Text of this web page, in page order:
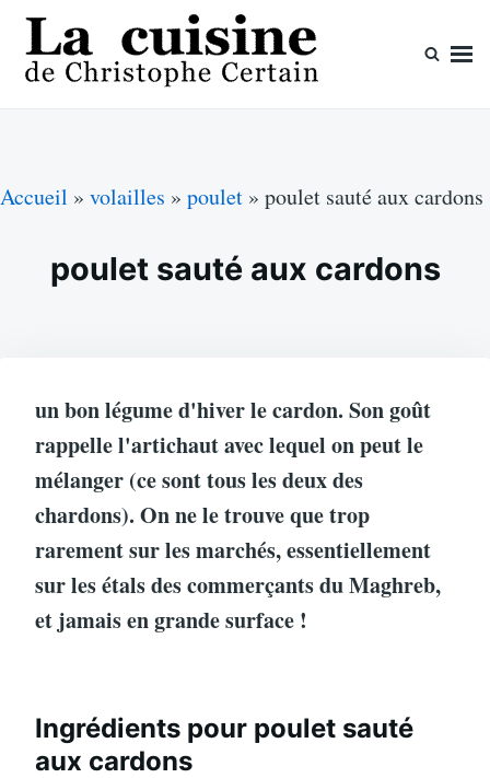
Skip
content
Search
for:
Accueil » volailles » poulet » poulet sauté aux cardons
poulet sauté aux cardons
un bon légume d'hiver le cardon. Son goût
rappelle l'artichaut avec lequel on peut le
mélanger (ce sont tous les deux des
chardons). On ne le trouve que trop
rarement sur les marchés, essentiellement
sur les étals des commerçants du Maghreb,
et jamais en grande surface !
Ingrédients pour poulet sauté
aux cardons